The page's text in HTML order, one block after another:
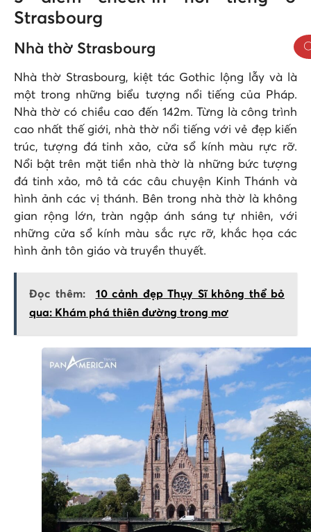
Strasbourg
Nhà thờ Strasbourg
Nhà thờ Strasbourg, kiệt tác Gothic lộng lẫy và là
một trong những biểu tượng nổi tiếng của Pháp.
Nhà thờ có chiều cao đến 142m. Từng là công trình
cao nhất thế giới, nhà thờ nổi tiếng với vẻ đẹp kiến
trúc, tượng đá tinh xảo, cửa sổ kính màu rực rỡ.
Nổi bật trên mặt tiền nhà thờ là những bức tượng
đá tinh xảo, mô tả các câu chuyện Kinh Thánh và
hình ảnh các vị thánh. Bên trong nhà thờ là không
gian rộng lớn, tràn ngập ánh sáng tự nhiên, với
những cửa sổ kính màu sắc rực rỡ, khắc họa các
hình ảnh tôn giáo và truyền thuyết.
Đọc thêm:
10 cảnh đẹp Thụy Sĩ không thể bỏ
qua: Khám phá thiên đường trong mơ